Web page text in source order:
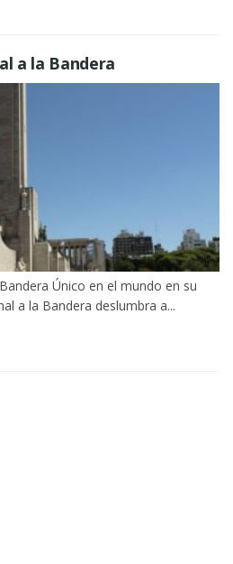
a la Bandera
Único en el mundo en su
a la Bandera deslumbra a...